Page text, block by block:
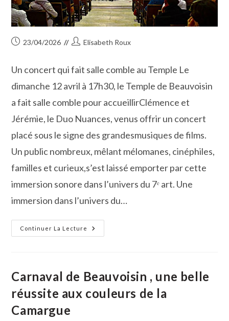
Publication
23/04/2026
Auteur/autrice
publication :
Elisabeth Roux
Un concert qui fait salle comble au Temple Le
dimanche 12 avril à 17h30, le Temple de Beauvoisin
a fait salle comble pour accueillirClémence et
Jérémie, le Duo Nuances, venus offrir un concert
placé sous le signe des grandesmusiques de films.
Un public nombreux, mêlant mélomanes, cinéphiles,
familles et curieux,s’est laissé emporter par cette
immersion sonore dans l’univers du 7ᵉ art. Une
immersion dans l’univers du…
Continuer La Lecture
Nuances
De
Musical
Qui
Envoûté
Beauvoisin
Carnaval de Beauvoisin , une belle
réussite aux couleurs de la
Camargue